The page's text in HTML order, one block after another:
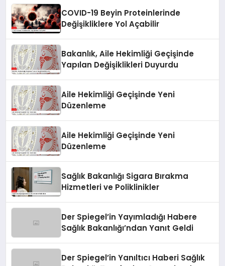
COVID-19 Beyin Proteinlerinde
Değişikliklere Yol Açabilir
Bakanlık, Aile Hekimliği Geçişinde
Yapılan Değişiklikleri Duyurdu
Aile Hekimliği Geçişinde Yeni
Düzenleme
Aile Hekimliği Geçişinde Yeni
Düzenleme
Sağlık Bakanlığı Sigara Bırakma
Hizmetleri ve Poliklinikler
Der Spiegel’in Yayımladığı Habere
Sağlık Bakanlığı’ndan Yanıt Geldi
Der Spiegel’in Yanıltıcı Haberi Sağlık